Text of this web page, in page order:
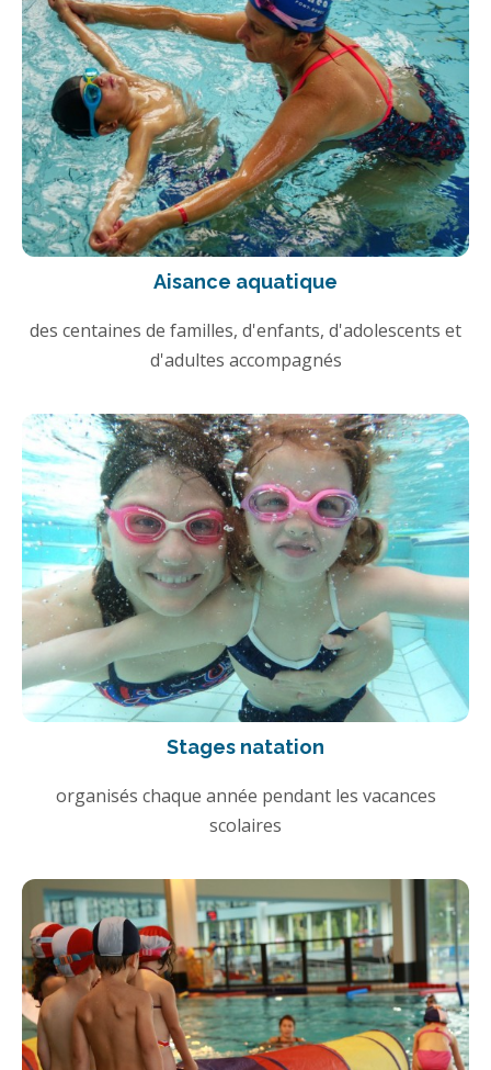
Aisance aquatique
des centaines de familles, d'enfants, d'adolescents et
d'adultes accompagnés
Stages natation
organisés chaque année pendant les vacances
scolaires